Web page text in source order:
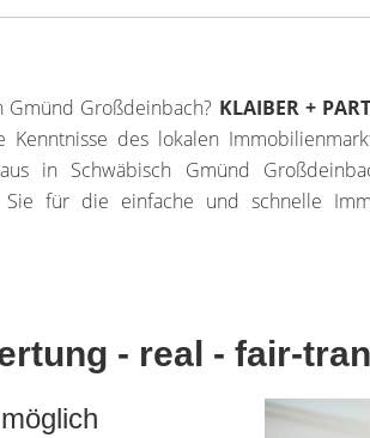
Großdeinbach? KLAIBER +
Kenntnisse des lokalen
in Schwäbisch Gmünd
für die einfache und schnelle
- real - fair-